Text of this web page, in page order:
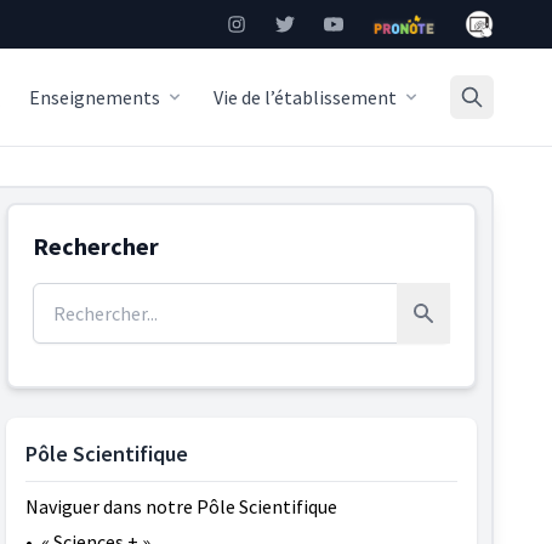
InstagramTwitterYouTubePronote Mon
Enseignements Vie de l’établissement
Rechercher
Rechercher
Pôle Scientifique
Naviguer dans notre Pôle Scientifique